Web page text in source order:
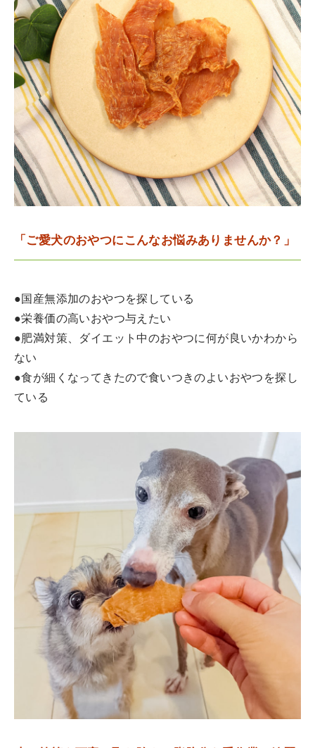
「ご愛犬のおやつにこんなお悩みありませんか？」
●国産無添加のおやつを探している
●栄養価の高いおやつ与えたい
●肥満対策、ダイエット中のおやつに何が良いかわから
ない
●食が細くなってきたので食いつきのよいおやつを探し
ている